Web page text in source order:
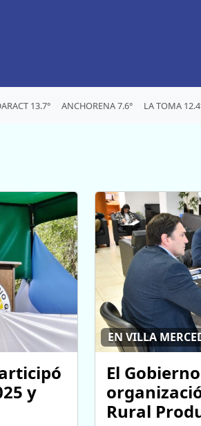
13.7° ANCHORENA 7.6° LA TOMA
y
EN VILLA
El
Rural